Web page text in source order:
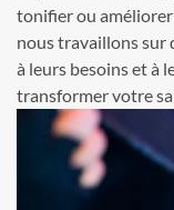
tonifier ou
nous travaillons sur
à leurs besoins et à
transformer votre